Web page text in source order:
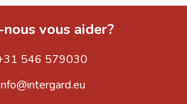
vous aider?
546 579030